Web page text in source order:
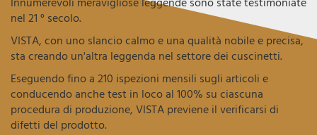
nel 21 ° secolo.
VISTA, con uno slancio calmo e una qualità nobile e precisa,
sta creando un'altra leggenda nel settore dei cuscinetti.
Eseguendo fino a 210 ispezioni mensili sugli articoli e
conducendo anche test in loco al 100% su ciascuna
procedura di produzione, VISTA previene il verificarsi di
difetti del prodotto.